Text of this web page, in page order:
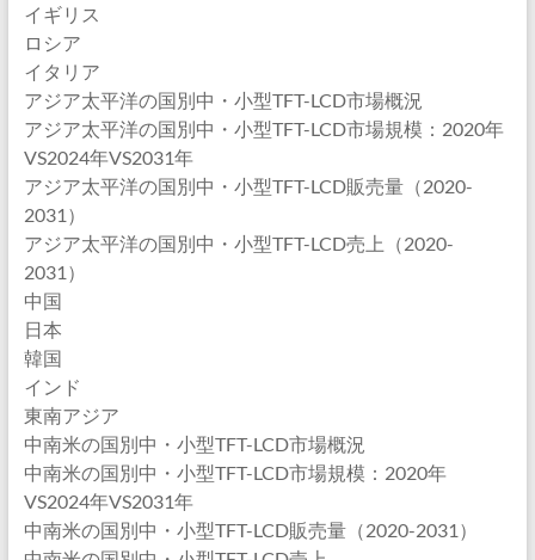
イギリス
ロシア
イタリア
アジア太平洋の国別中・小型TFT-LCD市場概況
アジア太平洋の国別中・小型TFT-LCD市場規模：2020年
VS2024年VS2031年
アジア太平洋の国別中・小型TFT-LCD販売量（2020-
2031）
アジア太平洋の国別中・小型TFT-LCD売上（2020-
2031）
中国
日本
韓国
インド
東南アジア
中南米の国別中・小型TFT-LCD市場概況
中南米の国別中・小型TFT-LCD市場規模：2020年
VS2024年VS2031年
中南米の国別中・小型TFT-LCD販売量（2020-2031）